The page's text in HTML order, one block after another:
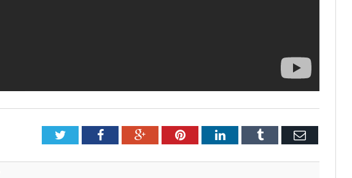
TwitterFacebookGoogle+PinterestLinkedInTumblr Email